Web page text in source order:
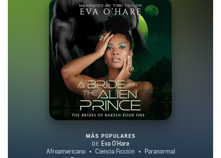
MÁS POPULARES